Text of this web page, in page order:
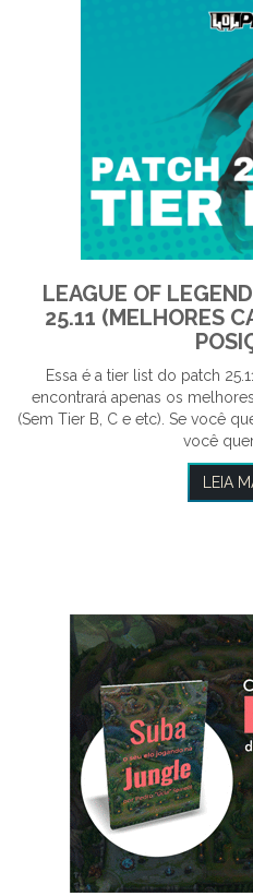
LEAGUE OF
25.11 (MELHORES
Essa é a tier list do patch
encontrará apenas os
(Sem Tier B, C e etc). Se você
você quer
LEIA